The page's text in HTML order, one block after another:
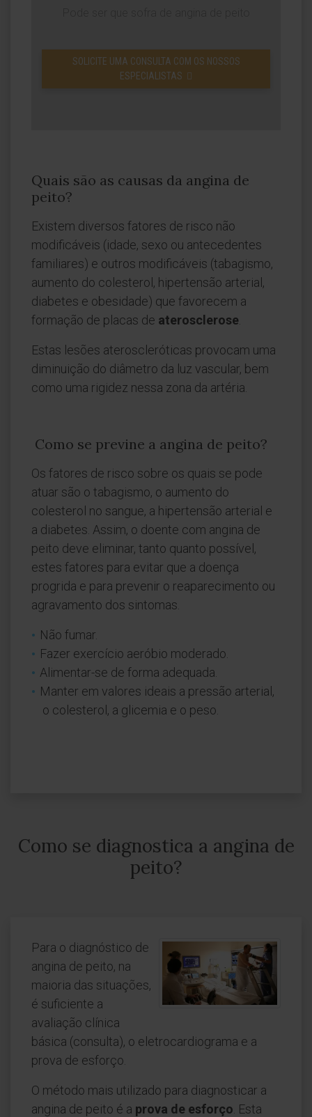
SOLICITE UMA CONSULTA COM OS NOSSOS
ESPECIALISTAS
Quais são as causas da angina de
peito?
Existem diversos fatores de risco não
modificáveis (idade, sexo ou antecedentes
familiares) e outros modificáveis (tabagismo,
aumento do colesterol, hipertensão arterial,
diabetes e obesidade) que favorecem a
formação de placas de aterosclerose
Estas lesões ateroscleróticas provocam uma
diminuição do diâmetro da luz vascular, bem
como uma rigidez nessa zona da artéria.
Como se previne a angina de peito?
Os fatores de risco sobre os quais se pode
atuar são o tabagismo, o aumento do
colesterol no sangue, a hipertensão arterial e
a diabetes. Assim, o doente com angina de
peito deve eliminar, tanto quanto possível,
estes fatores para evitar que a doença
progrida e para prevenir o reaparecimento ou
agravamento dos sintomas.
Não fumar.
Fazer exercício aeróbio moderado.
Alimentar-se de forma adequada.
Manter em valores ideais a pressão arterial,
o colesterol, a glicemia e o peso.
Como se diagnostica a angina de
peito?
Para o diagnóstico de
angina de peito, na
maioria das situações,
é suficiente a
avaliação clínica
básica (consulta), o eletrocardiograma e a
prova de esforço.
O método mais utilizado para diagnosticar a
angina de peito é a prova de esforço . Esta